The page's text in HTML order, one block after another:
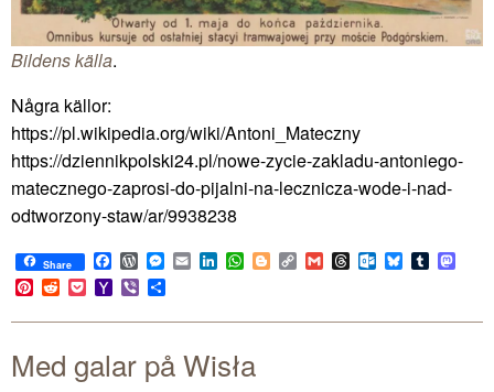
Bildens källa.
Några källor:
https://pl.wikipedia.org/wiki/Antoni_Mateczny
https://dziennikpolski24.pl/nowe-zycie-zakladu-antoniego-
matecznego-zaprosi-do-pijalni-na-lecznicza-wode-i-nad-
odtworzony-staw/ar/9938238
Share Facebook
WordPress
Messenger
EmailLinkedIn
WhatsApp
BloggerCopy
Link
GmailThreadsOutlook.com
BlueskyTumblr
Pinterest
RedditPocketYahoo
Mail
Viber
Med galar på Wisła